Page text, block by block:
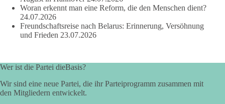
219 7 55
DieBasis
2 Tage(n) zuvor
als eine feste Koalition?
Eine Koalition bedeutet in der Regel gemeinsame
Regierungsverantwortung, feste Vereinbarungen und
Woran erkennt man eine Reform, die den Menschen dient?
24.07.2026
Freundschaftsreise nach Belarus: Erinnerung, Versöhnung
und Frieden 23.07.2026
Wer ist die Partei dieBasis?
Wir sind eine neue Partei, die ihr Parteiprogramm zusammen mit
den Mitgliedern entwickelt.